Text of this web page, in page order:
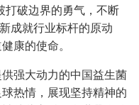
打破边界的勇气，不断
成就行业标杆的原动
康的使命。
强大动力的中国益生菌
热情，展现坚持精神的